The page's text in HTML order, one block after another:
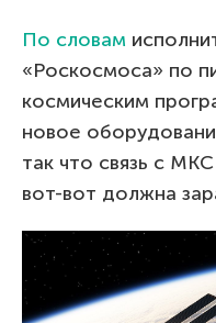
По словам
«Роскосмоса» по
космическим
новое
так что связь с
вот-вот должна